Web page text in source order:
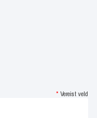
* Vereist veld